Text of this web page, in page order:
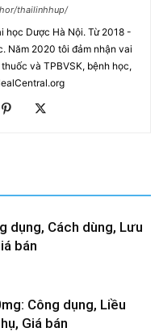
thailinhhup/
học Dược Hà Nội. Từ 2018 -
Năm 2020 tôi đảm nhận vai
và TPBVSK, bệnh học,
dụng, Cách dùng, Lưu
bán
Công dụng, Liều
Giá bán